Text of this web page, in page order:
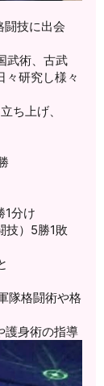
闘技に出会
武術、古武
々研究し様々
ち上げ、
1分け
） 5勝1敗
隊格闘術や格
護身術の指導